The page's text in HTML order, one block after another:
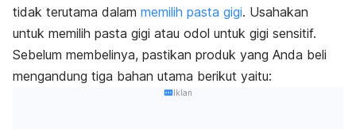
tidak terutama dalam memilih pasta gigi. Usahakan
untuk memilih pasta gigi atau odol untuk gigi sensitif.
Sebelum membelinya, pastikan produk yang Anda beli
mengandung tiga bahan utama berikut yaitu:
Iklan